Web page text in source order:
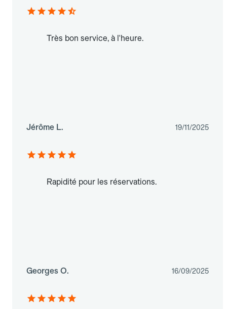
Très bon service, à l'heure.
Jérôme L. 19/11/2025
Rapidité pour les réservations.
Georges O. 16/09/2025